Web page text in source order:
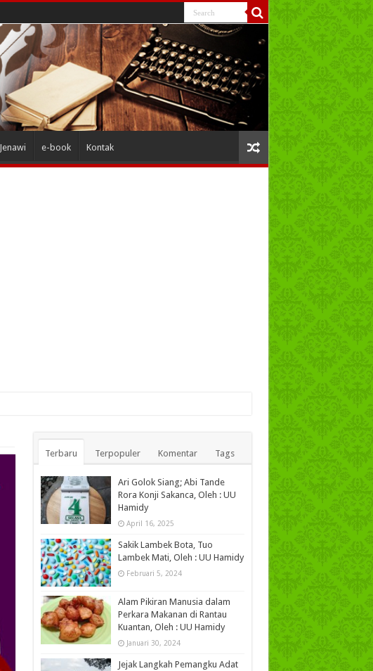
Jenawi e-book Kontak
Terbaru Terpopuler Komentar Tags
Ari Golok Siang; Abi Tande
Rora Konji Sakanca, Oleh : UU
Hamidy
April 16, 2025
Sakik Lambek Bota, Tuo
Lambek Mati, Oleh : UU Hamidy
Februari 5, 2024
Alam Pikiran Manusia dalam
Perkara Makanan di Rantau
Kuantan, Oleh : UU Hamidy
Januari 30, 2024
Jejak Langkah Pemangku Adat